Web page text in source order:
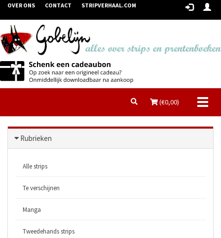
OVER ONS CONTACT STRIPVERHAAL.COM
(€0,00)
Rubrieken
Alle strips
Te verschijnen
Manga
Tweedehands strips